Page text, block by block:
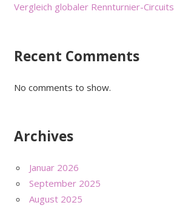
Vergleich globaler Rennturnier-Circuits
Recent Comments
No comments to show.
Archives
Januar 2026
September 2025
August 2025